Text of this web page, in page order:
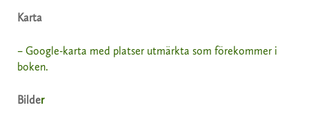
Karta
– Google-karta med platser utmärkta som förekommer i
boken.
Bilder